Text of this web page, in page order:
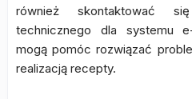
również skontaktować
technicznego dla systemu
mogą pomóc rozwiązać
realizacją recepty.